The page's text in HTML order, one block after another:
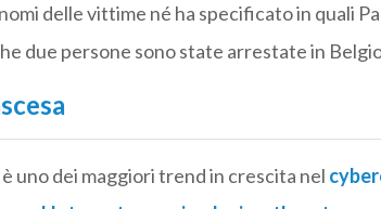
delle vittime né ha specificato in quali
due persone sono state arrestate in
uno dei maggiori trend in crescita nel